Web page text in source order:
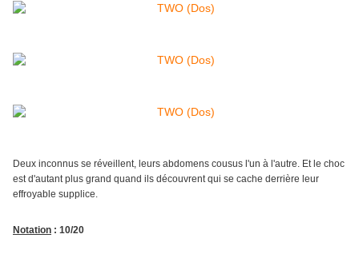
Deux inconnus se réveillent, leurs abdomens cousus l'un à l'autre. Et le choc
est d'autant plus grand quand ils découvrent qui se cache derrière leur
effroyable supplice.
Notation : 10/20